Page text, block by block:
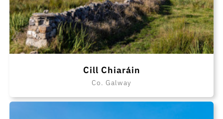
Cill Chiaráin
Co. Galway